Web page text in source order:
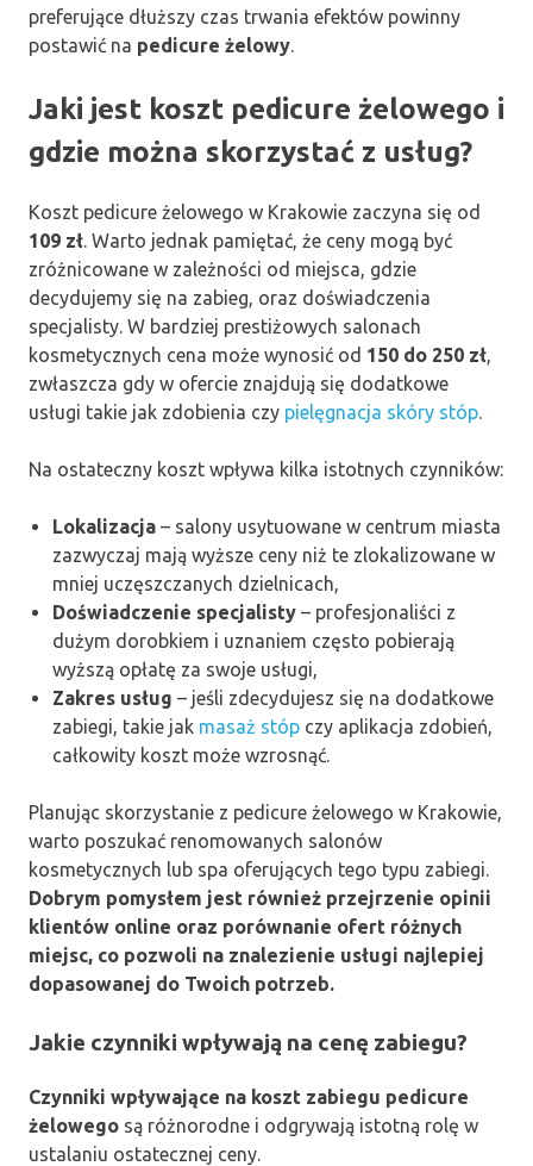
preferujące dłuższy czas trwania efektów powinny
postawić na pedicure żelowy.
Jaki jest koszt pedicure żelowego i
gdzie można skorzystać z usług?
Koszt pedicure żelowego w Krakowie zaczyna się od
109 zł. Warto jednak pamiętać, że ceny mogą być
zróżnicowane w zależności od miejsca, gdzie
decydujemy się na zabieg, oraz doświadczenia
specjalisty. W bardziej prestiżowych salonach
kosmetycznych cena może wynosić od 150 do 250 zł,
zwłaszcza gdy w ofercie znajdują się dodatkowe
usługi takie jak zdobienia czy pielęgnacja skóry stóp.
Na ostateczny koszt wpływa kilka istotnych czynników:
Lokalizacja – salony usytuowane w centrum miasta
zazwyczaj mają wyższe ceny niż te zlokalizowane w
mniej uczęszczanych dzielnicach,
Doświadczenie specjalisty – profesjonaliści z
dużym dorobkiem i uznaniem często pobierają
wyższą opłatę za swoje usługi,
Zakres usług – jeśli zdecydujesz się na dodatkowe
zabiegi, takie jak masaż stóp czy aplikacja zdobień,
całkowity koszt może wzrosnąć.
Planując skorzystanie z pedicure żelowego w Krakowie,
warto poszukać renomowanych salonów
kosmetycznych lub spa oferujących tego typu zabiegi.
Dobrym pomysłem jest również przejrzenie opinii
klientów online oraz porównanie ofert różnych
miejsc, co pozwoli na znalezienie usługi najlepiej
dopasowanej do Twoich potrzeb.
Jakie czynniki wpływają na cenę zabiegu?
Czynniki wpływające na koszt zabiegu pedicure
żelowego są różnorodne i odgrywają istotną rolę w
ustalaniu ostatecznej ceny.